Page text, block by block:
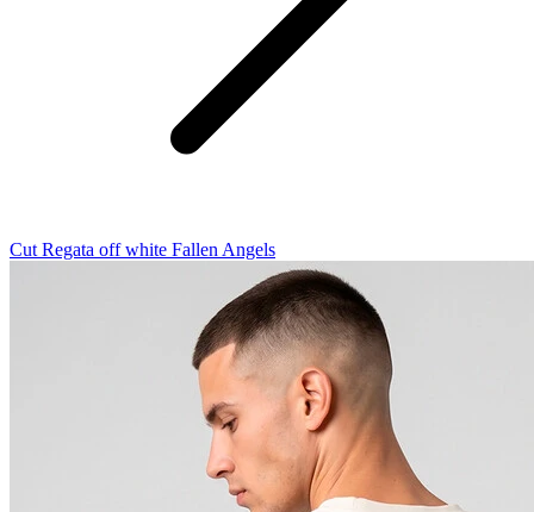
Cut Regata off white Fallen Angels